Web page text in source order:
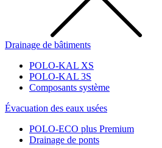
Drainage de bâtiments
POLO-KAL XS
POLO-KAL 3S
Composants système
Évacuation des eaux usées
POLO-ECO plus Premium
Drainage de ponts